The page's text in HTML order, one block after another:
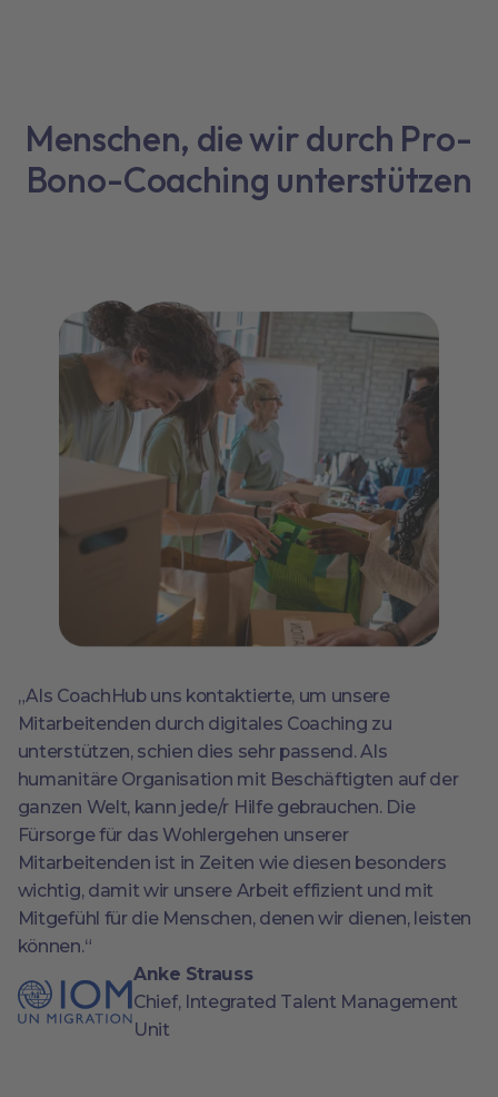
Menschen, die wir durch Pro-
Bono-Coaching unterstützen
„Als CoachHub uns kontaktierte, um unsere
Mitarbeitenden durch digitales Coaching zu
unterstützen, schien dies sehr passend. Als
humanitäre Organisation mit Beschäftigten auf der
ganzen Welt, kann jede/r Hilfe gebrauchen. Die
Fürsorge für das Wohlergehen unserer
Mitarbeitenden ist in Zeiten wie diesen besonders
wichtig, damit wir unsere Arbeit effizient und mit
Mitgefühl für die Menschen, denen wir dienen, leisten
können.“
Anke Strauss
Chief, Integrated Talent Management
Unit